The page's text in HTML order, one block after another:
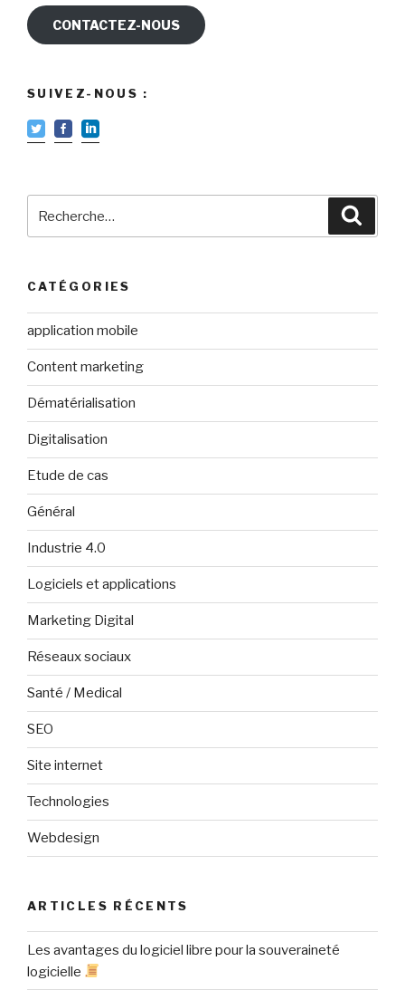
CONTACTEZ-NOUS
SUIVEZ-NOUS :
pour
CATÉGORIES
application mobile
Content marketing
Dématérialisation
Digitalisation
Etude de cas
Général
Industrie 4.0
Logiciels et applications
Marketing Digital
Réseaux sociaux
Santé / Medical
SEO
Site internet
Technologies
Webdesign
ARTICLES RÉCENTS
Les avantages du logiciel libre pour la souveraineté
logicielle